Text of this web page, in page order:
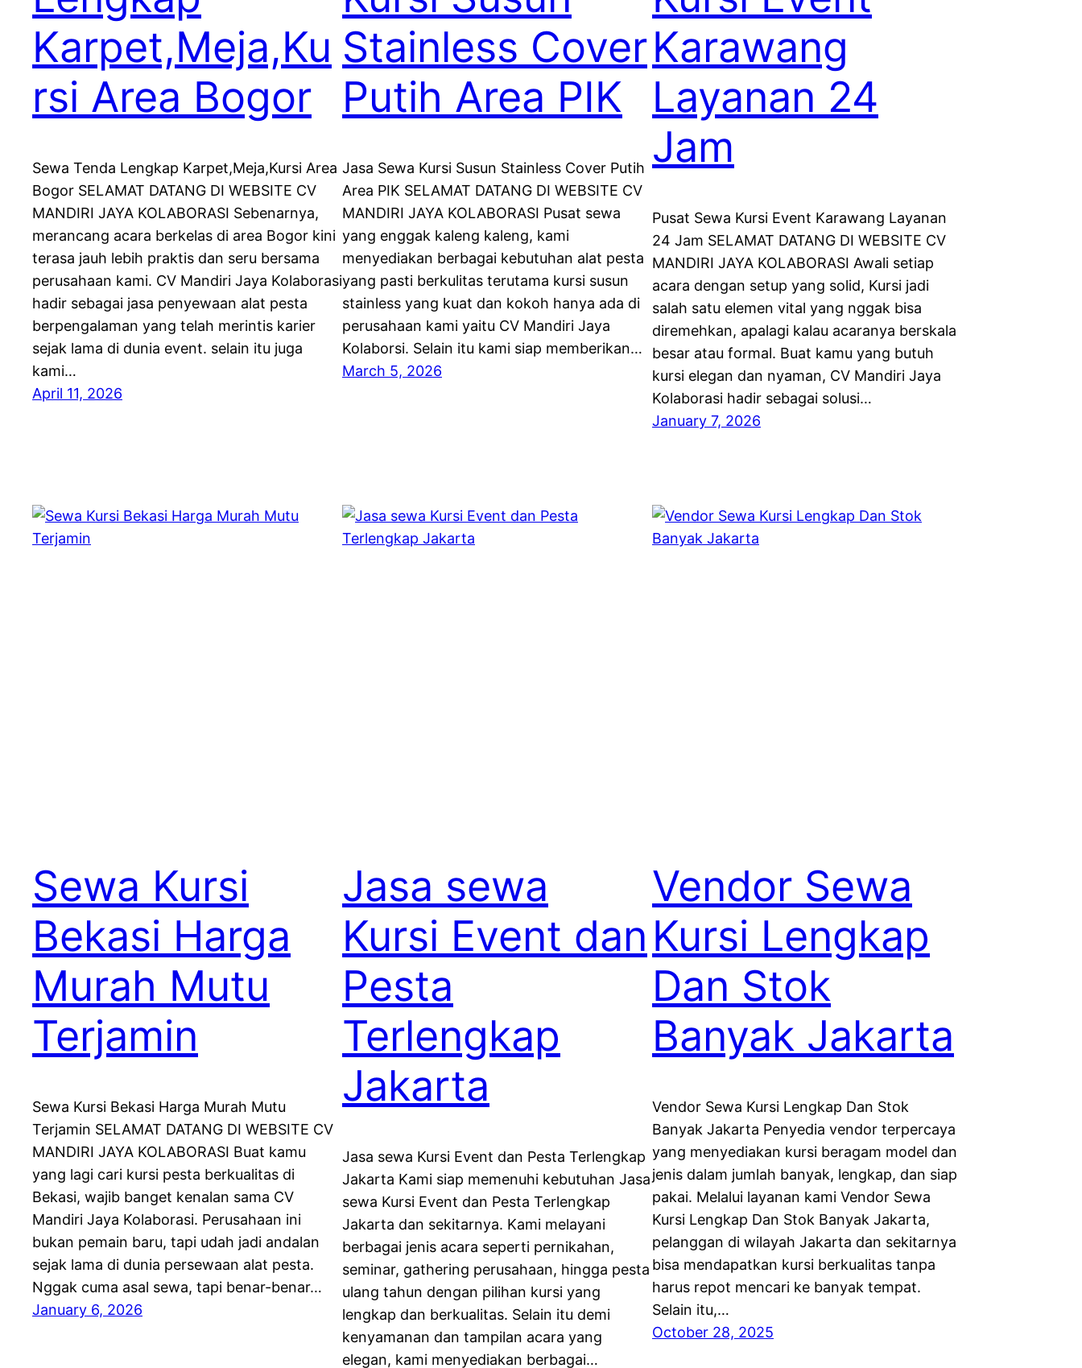
Karpet,Meja,Ku
rsi Area Bogor
Sewa Tenda Lengkap Karpet,Meja,Kursi Area
Bogor SELAMAT DATANG DI WEBSITE CV
MANDIRI JAYA KOLABORASI Sebenarnya,
merancang acara berkelas di area Bogor kini
terasa jauh lebih praktis dan seru bersama
perusahaan kami. CV Mandiri Jaya Kolaborasi
hadir sebagai jasa penyewaan alat pesta
berpengalaman yang telah merintis karier
sejak lama di dunia event. selain itu juga
kami…
April 11, 2026
Stainless Cover
Putih Area PIK
Jasa Sewa Kursi Susun Stainless Cover Putih
Area PIK SELAMAT DATANG DI WEBSITE CV
MANDIRI JAYA KOLABORASI Pusat sewa
yang enggak kaleng kaleng, kami
menyediakan berbagai kebutuhan alat pesta
yang pasti berkulitas terutama kursi susun
stainless yang kuat dan kokoh hanya ada di
perusahaan kami yaitu CV Mandiri Jaya
Kolaborsi. Selain itu kami siap memberikan…
March 5, 2026
Karawang
Layanan 24
Jam
Pusat Sewa Kursi Event Karawang Layanan
24 Jam SELAMAT DATANG DI WEBSITE CV
MANDIRI JAYA KOLABORASI Awali setiap
acara dengan setup yang solid, Kursi jadi
salah satu elemen vital yang nggak bisa
diremehkan, apalagi kalau acaranya berskala
besar atau formal. Buat kamu yang butuh
kursi elegan dan nyaman, CV Mandiri Jaya
Kolaborasi hadir sebagai solusi…
January 7, 2026
Sewa Kursi
Bekasi Harga
Murah Mutu
Terjamin
Sewa Kursi Bekasi Harga Murah Mutu
Terjamin SELAMAT DATANG DI WEBSITE CV
MANDIRI JAYA KOLABORASI Buat kamu
yang lagi cari kursi pesta berkualitas di
Bekasi, wajib banget kenalan sama CV
Mandiri Jaya Kolaborasi. Perusahaan ini
bukan pemain baru, tapi udah jadi andalan
sejak lama di dunia persewaan alat pesta.
Nggak cuma asal sewa, tapi benar-benar…
January 6, 2026
Jasa sewa
Kursi Event dan
Pesta
Terlengkap
Jakarta
Jasa sewa Kursi Event dan Pesta Terlengkap
Jakarta Kami siap memenuhi kebutuhan Jasa
sewa Kursi Event dan Pesta Terlengkap
Jakarta dan sekitarnya. Kami melayani
berbagai jenis acara seperti pernikahan,
seminar, gathering perusahaan, hingga pesta
ulang tahun dengan pilihan kursi yang
lengkap dan berkualitas. Selain itu demi
kenyamanan dan tampilan acara yang
elegan, kami menyediakan berbagai…
Vendor Sewa
Kursi Lengkap
Dan Stok
Banyak Jakarta
Vendor Sewa Kursi Lengkap Dan Stok
Banyak Jakarta Penyedia vendor terpercaya
yang menyediakan kursi beragam model dan
jenis dalam jumlah banyak, lengkap, dan siap
pakai. Melalui layanan kami Vendor Sewa
Kursi Lengkap Dan Stok Banyak Jakarta,
pelanggan di wilayah Jakarta dan sekitarnya
bisa mendapatkan kursi berkualitas tanpa
harus repot mencari ke banyak tempat.
Selain itu,…
October 28, 2025